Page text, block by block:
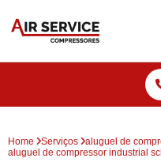
Home Serviços aluguel de
aluguel de compressor industrial